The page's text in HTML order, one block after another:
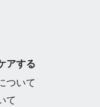
アする
ついて
て